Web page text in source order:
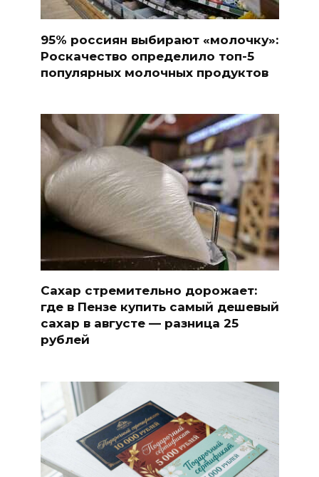
95% россиян выбирают «молочку»:
Роскачество определило топ-5
популярных молочных продуктов
Сахар стремительно дорожает:
где в Пензе купить самый дешевый
сахар в августе — разница 25
рублей